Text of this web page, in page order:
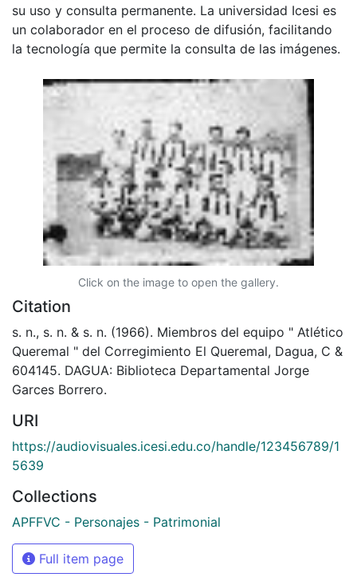
su uso y consulta permanente. La universidad Icesi es
un colaborador en el proceso de difusión, facilitando
la tecnología que permite la consulta de las imágenes.
Click on the image to open the gallery.
Citation
s. n., s. n. & s. n. (1966). Miembros del equipo " Atlético
Queremal " del Corregimiento El Queremal, Dagua, C &
604145. DAGUA: Biblioteca Departamental Jorge
Garces Borrero.
URI
https://audiovisuales.icesi.edu.co/handle/123456789/1
5639
Collections
APFFVC - Personajes - Patrimonial
Full item page